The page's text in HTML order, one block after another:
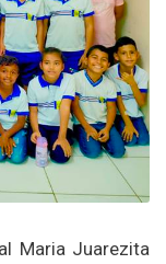
Maria Juarezita